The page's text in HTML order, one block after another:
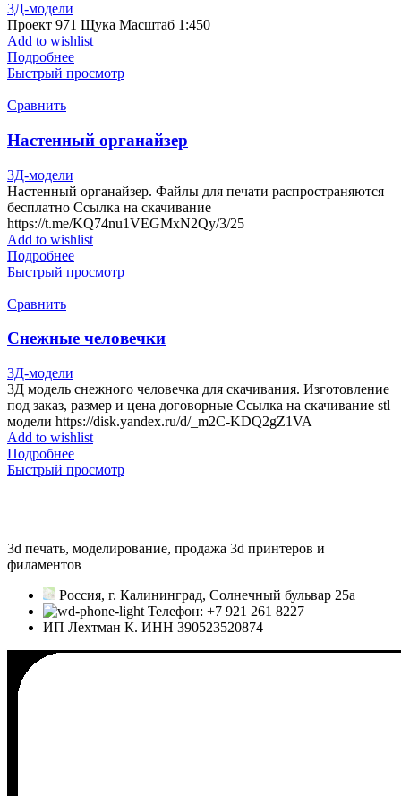
3Д-модели
Проект 971 Щука Масштаб 1:450
Add to wishlist
Подробнее
Быстрый просмотр
Сравнить
Настенный органайзер
3Д-модели
Настенный органайзер. Файлы для печати распространяются
бесплатно Ссылка на скачивание
https://t.me/KQ74nu1VEGMxN2Qy/3/25
Add to wishlist
Подробнее
Быстрый просмотр
Сравнить
Снежные человечки
3Д-модели
3Д модель снежного человечка для скачивания. Изготовление
под заказ, размер и цена договорные Ссылка на скачивание stl
модели https://disk.yandex.ru/d/_m2C-KDQ2gZ1VA
Add to wishlist
Подробнее
Быстрый просмотр
3d печать, моделирование, продажа 3d принтеров и
филаментов
Россия, г. Калининград, Солнечный бульвар 25а
Телефон: +7 921 261 8227
ИП Лехтман К. ИНН 390523520874